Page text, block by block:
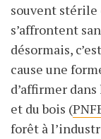
souvent
s’affrontent
désormais,
cause une
d’affirmer
et du bois (
forêt à